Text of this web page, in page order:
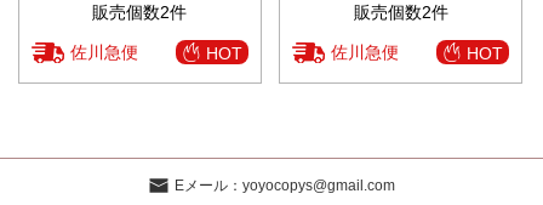
販売個数2件
佐川急便 HOT
販売個数2件
佐川急便 HOT
Eメール： yoyocopys@gmail.com